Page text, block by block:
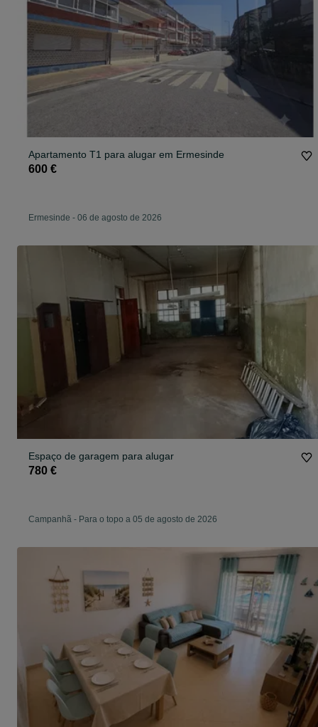
Apartamento T1 para alugar em Ermesinde
600 €
Ermesinde - 06 de agosto de 2026
Espaço de garagem para alugar
780 €
Campanhã - Para o topo a 05 de agosto de 2026